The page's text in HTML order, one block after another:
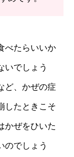
べたらいいか
いでしょう
ど、かぜの症
したときこそ
かぜをひいた
のでしょう